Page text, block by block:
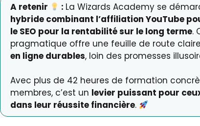
A retenir : La Wizards Academy se
hybride combinant l’affiliation YouTube
le SEO pour la rentabilité sur le long terme.
pragmatique offre une feuille de route
en ligne durables, loin des promesses
Avec plus de 42 heures de formation
membres, c’est un levier puissant pour
dans leur réussite financière.